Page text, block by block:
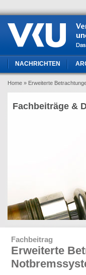
NACHRICHTEN
Home » Erweiterte
Fachbeiträge &
Fachbeitrag
Erweiterte